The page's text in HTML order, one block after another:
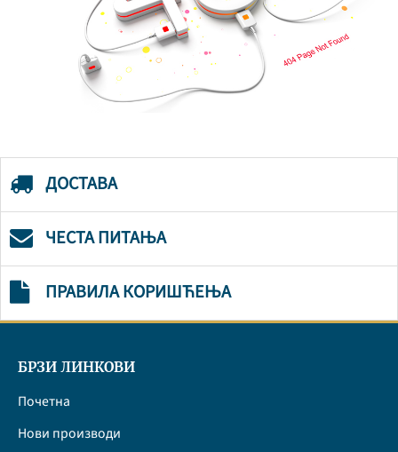
ДОСТАВА
ЧЕСТА ПИТАЊА
ПРАВИЛА КОРИШЋЕЊА
БРЗИ ЛИНКОВИ
Почетна
Нови производи